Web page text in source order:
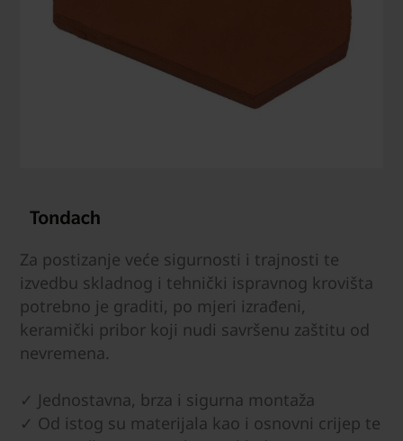
Za postizanje veće sigurnosti i trajnosti te
izvedbu skladnog i tehnički ispravnog krovišta
potrebno je graditi, po mjeri izrađeni,
keramički pribor koji nudi savršenu zaštitu od
nevremena.
✓ Jednostavna, brza i sigurna montaža
✓ Od istog su materijala kao i osnovni crijep te